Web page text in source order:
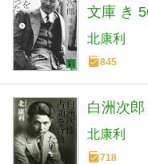
文庫 き
北康利
845
白洲次
北康利
718